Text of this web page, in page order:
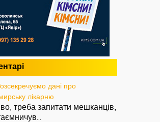
дані про
лікарню
треба запитати мешканців,